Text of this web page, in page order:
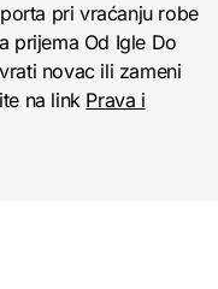
pri vraćanju robe
prijema Od Igle Do
novac ili zameni
na link Prava i